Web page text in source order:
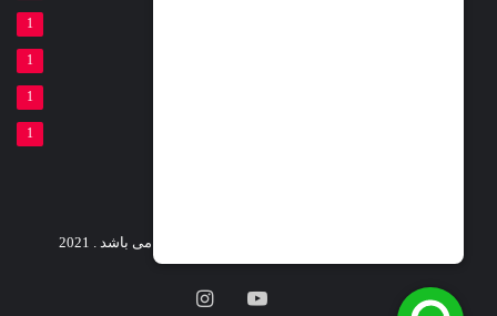
1
1
1
1
کلیه حقوق این وب سایت متعلق شرکت لئو پارک می باشد . 2021
یوتیوباینستاگرام